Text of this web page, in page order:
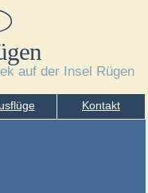
auf der Insel Rügen
Kontakt